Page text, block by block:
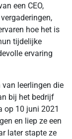
een CEO,
hoe het is
tijdelijke
ervaring
leerlingen die
bij het bedrijf
op 10 juni 2021
en liep ze een
later stapte ze